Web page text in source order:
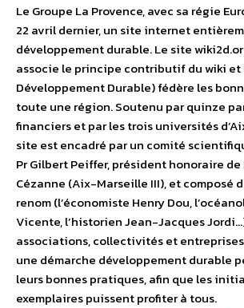
Le Groupe La Provence, avec sa régie
22 avril dernier, un site internet
développement durable. Le site
associe le principe contributif du wiki et
Développement Durable) fédère les
toute une région. Soutenu par quinze
financiers et par les trois universités
site est encadré par un comité
Pr Gilbert Peiffer, président honoraire
Cézanne (Aix-Marseille III), et composé
renom (l’économiste Henry Dou,
Vicente, l’historien Jean-Jacques
associations, collectivités et
une démarche développement durable
leurs bonnes pratiques, afin que les
exemplaires puissent profiter à tous.